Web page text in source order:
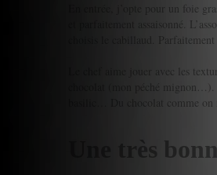
En entrée, j’opte pour un foie
et parfaitement assaisonné.
choisis le cabillaud.
Le chef aime jouer avec les
chocolat (mon péché
basilic… Du chocolat comme on
Une très